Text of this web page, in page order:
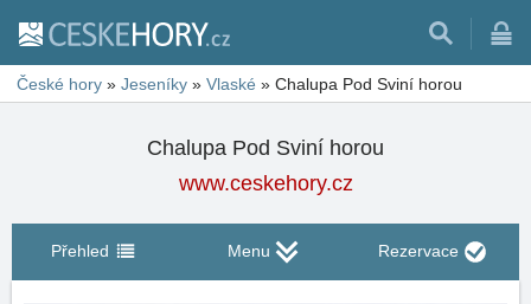
České hory » Jeseníky » Vlaské » Chalupa Pod Sviní horou
Chalupa Pod Sviní horou
www.ceskehory.cz
Přehled Menu Rezervace